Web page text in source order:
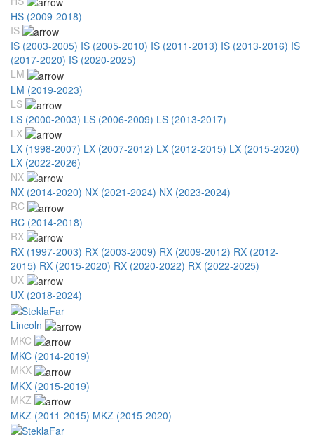
HS (2009-2018)
IS
IS (2003-2005) IS (2005-2010) IS (2011-2013) IS (2013-2016) IS
(2017-2020) IS (2020-2025)
LM
LM (2019-2023)
LS
LS (2000-2003) LS (2006-2009) LS (2013-2017)
LX
LX (1998-2007) LX (2007-2012) LX (2012-2015) LX (2015-2020)
LX (2022-2026)
NX
NX (2014-2020) NX (2021-2024) NX (2023-2024)
RC
RC (2014-2018)
RX
RX (1997-2003) RX (2003-2009) RX (2009-2012) RX (2012-
2015) RX (2015-2020) RX (2020-2022) RX (2022-2025)
UX
UX (2018-2024)
Lincoln
MKC
MKC (2014-2019)
MKX
MKX (2015-2019)
MKZ
MKZ (2011-2015) MKZ (2015-2020)